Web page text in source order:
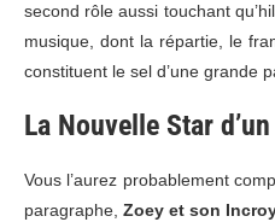
second rôle aussi touchant
musique, dont la répartie, le
constituent le sel d’une grande
La Nouvelle Star
Vous l’aurez probablement
paragraphe, Zoey et son